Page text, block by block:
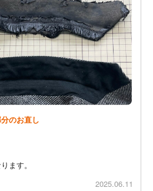
のお直し
ます。
2025.06.11